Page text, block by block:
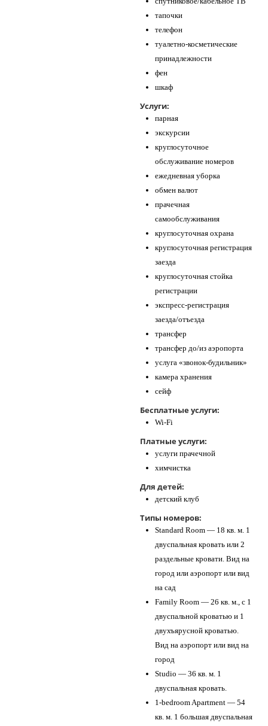
тапочки
телефон
туалетно-косметические
принадлежности
фен
шкаф
Услуги:
парная
экскурсии
круглосуточное
обслуживание номеров
ежедневная уборка
обмен валют
прачечная
самообслуживания
круглосуточная охрана
круглосуточная регистрация
заезда
круглосуточная стойка
регистрации
экспресс-регистрация
заезда/отъезда
трансфер
трансфер до/из аэропорта
услуга «звонок-будильник»
камера хранения
сейф
Бесплатные услуги:
Wi-Fi
Платные услуги:
услуги прачечной
химчистка
Для детей:
детский клуб
Типы номеров:
Standard Room — 18 кв. м. 1
двуспальная кровать или 2
раздельные кровати. Вид на
город или аэропорт или вид
на сад
Family Room — 26 кв. м., с 1
двуспальной кроватью и 1
двухъярусной кроватью.
Вид на аэропорт или вид на
город
Studio — 36 кв. м. 1
двуспальная кровать.
1-bedroom Apartment — 54
кв. м. 1 большая двуспальная